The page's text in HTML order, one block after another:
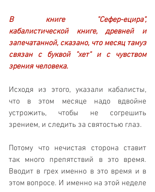
В книге "Сефер-ецира",
кабалистической книге, древней и
запечатанной, сказано, что месяц тамуз
связан с буквой "хет" и с чувством
зрения человека.
Исходя из этого, указали кабалисты,
что в этом месяце надо вдвойне
устрожить, чтобы не согрешить
зрением, и следить за святостью глаз.
Потому что нечистая сторона ставит
так много препятствий в это время.
Вводит в грех именно в это время и в
этом вопросе. И именно на этой неделе